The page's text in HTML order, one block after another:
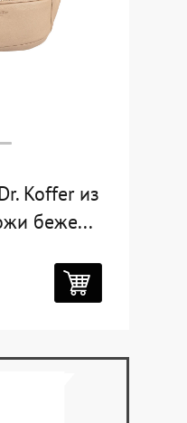
Koffer из
беже...